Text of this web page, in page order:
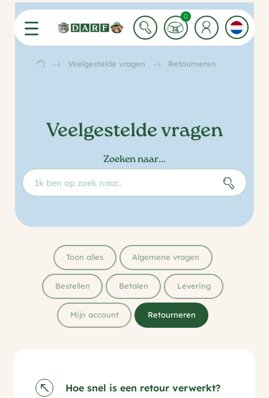
00 Winkelwagen items
Veelgestelde vragen Retourneren
Veelgestelde vragen
Zoeken naar...
Toon alles Algemene vragen
Bestellen Betalen Levering
Mijn account Retourneren
Hoe snel is een retour verwerkt?